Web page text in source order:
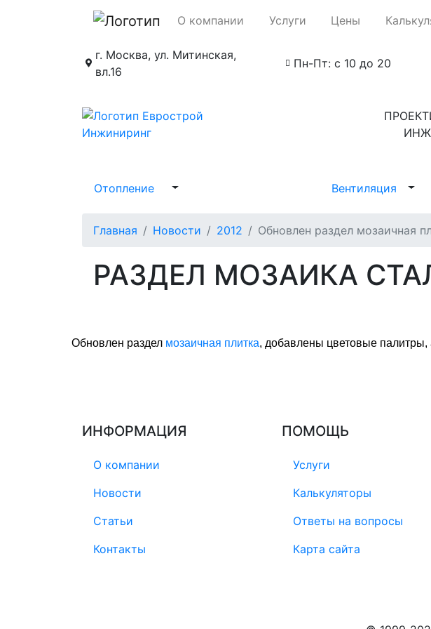
О компании Услуги Цены
г. Москва, ул. Митинская,
вл.16
Пн-Пт: с 10 до 20
Отопление Вентиляция
Главная Новости 2012 Обновлен раздел мозаичная
РАЗДЕЛ МОЗАИКА
Обновлен раздел мозаичная плитка, добавлены цветовые
ИНФОРМАЦИЯ
О компании
Новости
Статьи
Контакты
ПОМОЩЬ
Услуги
Калькуляторы
Ответы на вопросы
Карта сайта